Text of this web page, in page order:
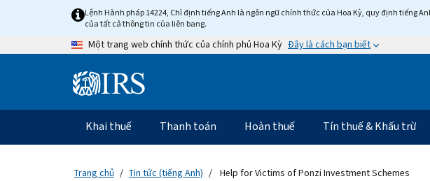
content
Lệnh Hành pháp 14224, Chỉ định tiếng Anh là ngôn ngữ chính thức của Hoa Kỳ, quy định tiếng
của tất cả thông tin của liên bang.
Một trang web chính thức của chính phủ Hoa Kỳ Đây là cách bạn biết
Information
Điều
hướng
chính
Khai thuế Thanh toán Hoàn thuế Tín thuế & Khấu trừ
Trang chủ Tin tức (tiếng Anh) Help for Victims of Ponzi Investment Schemes